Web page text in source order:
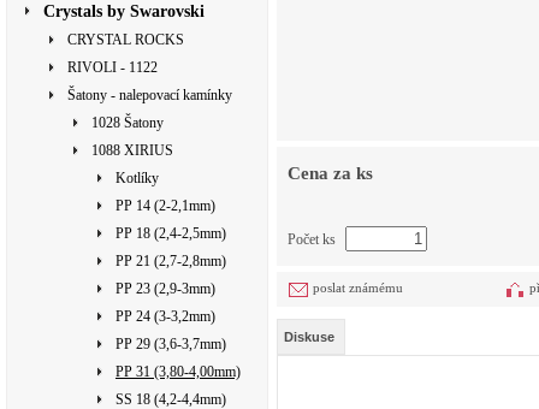
Crystals by Swarovski
CRYSTAL ROCKS
RIVOLI - 1122
Šatony - nalepovací kamínky
1028 Šatony
1088 XIRIUS
Kotlíky
PP 14 (2-2,1mm)
PP 18 (2,4-2,5mm)
PP 21 (2,7-2,8mm)
PP 23 (2,9-3mm)
PP 24 (3-3,2mm)
PP 29 (3,6-3,7mm)
PP 31 (3,80-4,00mm)
SS 18 (4,2-4,4mm)
Cena za ks
Počet ks
poslat známému
Diskuse